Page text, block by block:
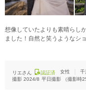
想像していたよりも素晴らし
ました！自然と笑うようなシ
リエさん 認証済 女性
千
撮影 2024/8 平日撮影 （撮影時